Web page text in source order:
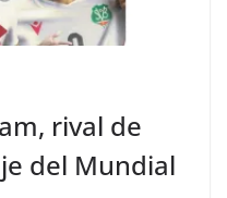
rival de
del Mundial